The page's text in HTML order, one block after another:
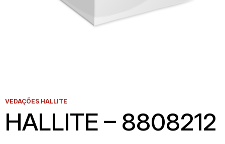
VEDAÇÕES HALLITE
HALLITE – 8808212